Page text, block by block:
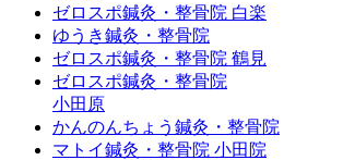
ゼロスポ鍼灸・整骨院 白楽
ゆうき鍼灸・整骨院
ゼロスポ鍼灸・整骨院 鶴見
ゼロスポ鍼灸・整骨院
小田原
かんのんちょう鍼灸・整骨院
マトイ鍼灸・整骨院 小田院